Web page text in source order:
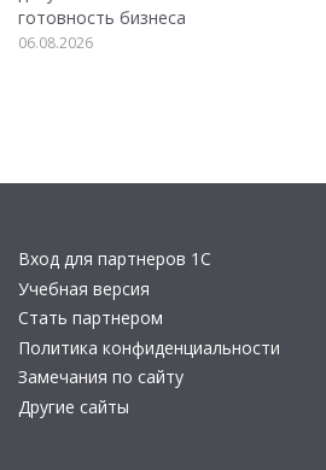
готовность бизнеса
06.08.2026
Вход для партнеров 1С
Учебная версия
Стать партнером
Политика конфиденциальности
Замечания по сайту
Другие сайты